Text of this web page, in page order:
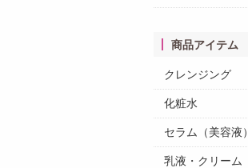
商品アイテム
クレンジング
化粧水
セラム（美容液）
乳液・クリーム